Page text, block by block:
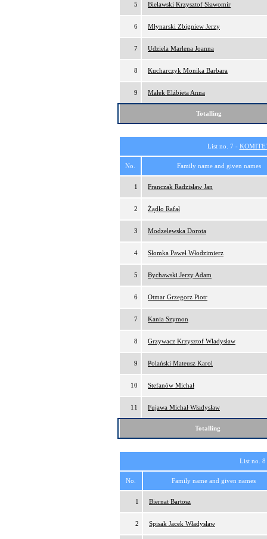
5 Bielawski Krzysztof Sławomir
6 Młynarski Zbigniew Jerzy
7 Udziela Marlena Joanna
8 Kucharczyk Monika Barbara
9 Małek Elżbieta Anna
Totalling
List no. 7 -
No. Family name and given names
1 Franczak Radzisław Jan
2 Żądło Rafał
3 Modzelewska Dorota
4 Słomka Paweł Włodzimierz
5 Bychawski Jerzy Adam
6 Otmar Grzegorz Piotr
7 Kania Szymon
8 Grzywacz Krzysztof Władysław
9 Polański Mateusz Karol
10 Stefanów Michał
11 Fujawa Michał Władysław
Totalling
List no.
No. Family name and given names
1 Biernat Bartosz
2 Spisak Jacek Władysław